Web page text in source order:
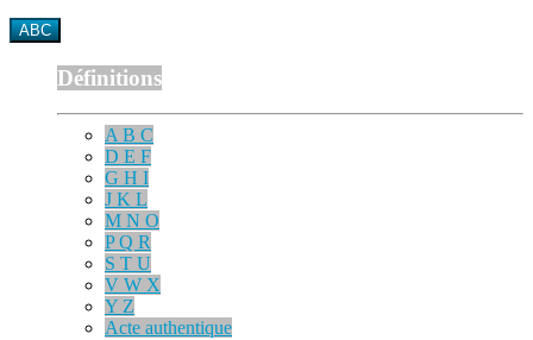
ABC
Définitions
A B C
D E F
G H I
J K L
M N O
P Q R
S T U
V W X
Y Z
Acte authentique